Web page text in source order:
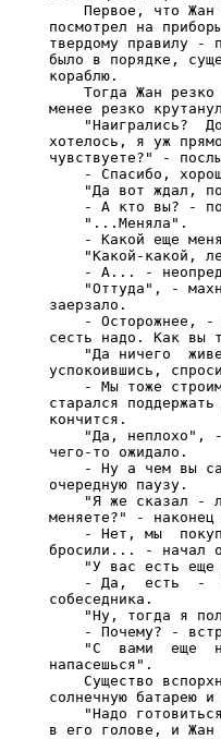
Первое, что Жан
посмотрел на
твердому правилу -
было в порядке,
кораблю.
Тогда Жан резко
менее резко
"Наигрались?
хотелось, я уж
чувствуете?" -
- Спасибо,
"Да вот ждал,
- А кто вы? -
    "...Меняла".
- Какой еще
"Какой-какой,
- А... -
"Оттуда", -
заерзало.
- Осторожнее, -
сесть надо. Как вы
"Да ничего
успокоившись,
- Мы тоже
старался
кончится.
"Да, неплохо",
чего-то ожидало.
- Ну а чем вы
очередную паузу.
"Я же сказал -
меняете?" - наконец
- Нет, мы
бросили... - начал
"У вас есть еще
- Да,  есть  -
собеседника.
"Ну, тогда я
- Почему? -
"С  вами  еще
напасешься".
Существо
солнечную батарею
"Надо
в его голове, и Жан